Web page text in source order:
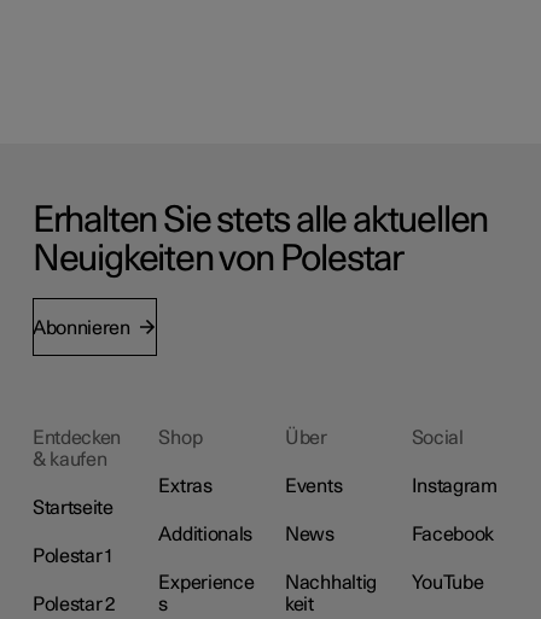
Erhalten Sie stets alle aktuellen
Neuigkeiten von Polestar
Abonnieren
Entdecken
& kaufen
Startseite
Polestar 1
Polestar 2
Shop
Extras
Additionals
Experience
s
Über
Events
News
Nachhaltig
keit
Social
Instagram
Facebook
YouTube